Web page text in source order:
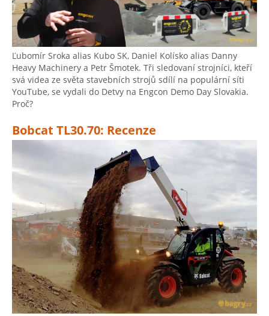
Ľubomír Sroka alias Kubo SK, Daniel Kolísko alias Danny
Heavy Machinery a Petr Šmotek. Tři sledovaní strojníci, kteří
svá videa ze světa stavebních strojů sdílí na populární síti
YouTube, se vydali do Detvy na Engcon Demo Day Slovakia.
Proč?
Bobcat TL30.70: Recenze